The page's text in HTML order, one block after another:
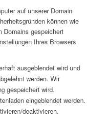
auf unserer Domain
können wie
Domains gespeichert
Ihres Browsers
ausgeblendet wird und
werden. Wir
gespeichert wird.
eingeblendet werden.
deaktivieren.